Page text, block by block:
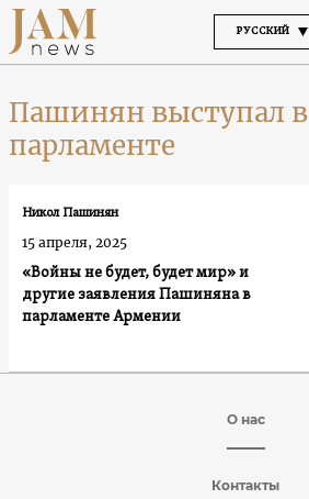
РУССКИЙ
Пашинян выступал в
парламенте
«Войны не будет, будет мир» и
другие заявления Пашиняна в
парламенте Армении
Никол Пашинян
15 апреля, 2025
О нас
Контакты